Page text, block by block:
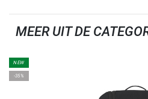
MEER UIT DE
NEW
-35%